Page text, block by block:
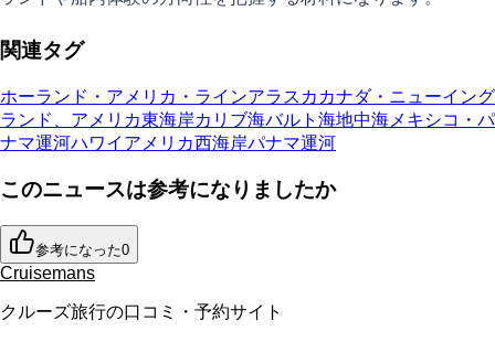
関連タグ
ホーランド・アメリカ・ラインアラスカ カナダ・ニューイング
ランド、アメリカ東海岸カリブ海バルト海地中海 メキシコ・パ
ナマ運河ハワイ アメリカ西海岸パナマ運河
このニュースは参考になりましたか
参考になった0
Cruisemans
クルーズ旅行の口コミ・予約サイト